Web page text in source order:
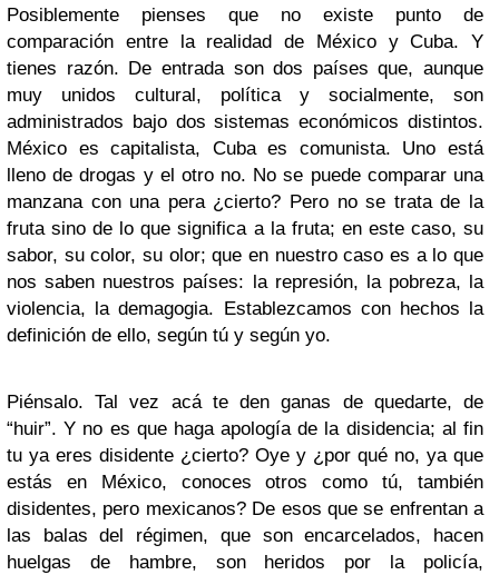
Posiblemente pienses que no existe punto de
comparación entre la realidad de México y Cuba. Y
tienes razón. De entrada son dos países que, aunque
muy unidos cultural, política y socialmente, son
administrados bajo dos sistemas económicos distintos.
México es capitalista, Cuba es comunista. Uno está
lleno de drogas y el otro no. No se puede comparar una
manzana con una pera ¿cierto? Pero no se trata de la
fruta sino de lo que significa a la fruta; en este caso, su
sabor, su color, su olor; que en nuestro caso es a lo que
nos saben nuestros países: la represión, la pobreza, la
violencia, la demagogia. Establezcamos con hechos la
definición de ello, según tú y según yo.
Piénsalo. Tal vez acá te den ganas de quedarte, de
“huir”. Y no es que haga apología de la disidencia; al fin
tu ya eres disidente ¿cierto? Oye y ¿por qué no, ya que
estás en México, conoces otros como tú, también
disidentes, pero mexicanos? De esos que se enfrentan a
las balas del régimen, que son encarcelados, hacen
huelgas de hambre, son heridos por la policía,